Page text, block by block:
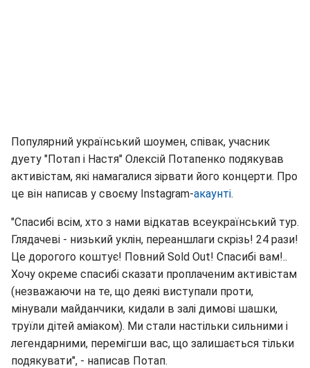
Популярний український шоумен, співак, учасник
дуету "Потап і Настя" Олексій Потапенко подякував
активістам, які намагалися зірвати його концерти. Про
це він написав у своєму Instagram-акаунті.
"Спасибі всім, хто з нами відкатав всеукраїнський тур.
Глядачеві - низький уклін, переаншлаги скрізь! 24 рази!
Це дорогого коштує! Повний Sold Out! Спасибі вам!..
Хочу окреме спасибі сказати проплаченим активістам
(незважаючи на те, що деякі виступали проти,
мінували майданчики, кидали в залі димові шашки,
труїли дітей аміаком). Ми стали настільки сильними і
легендарними, перемігши вас, що залишається тільки
подякувати", - написав Потап.